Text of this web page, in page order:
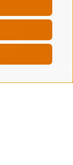
QUICKLINKS